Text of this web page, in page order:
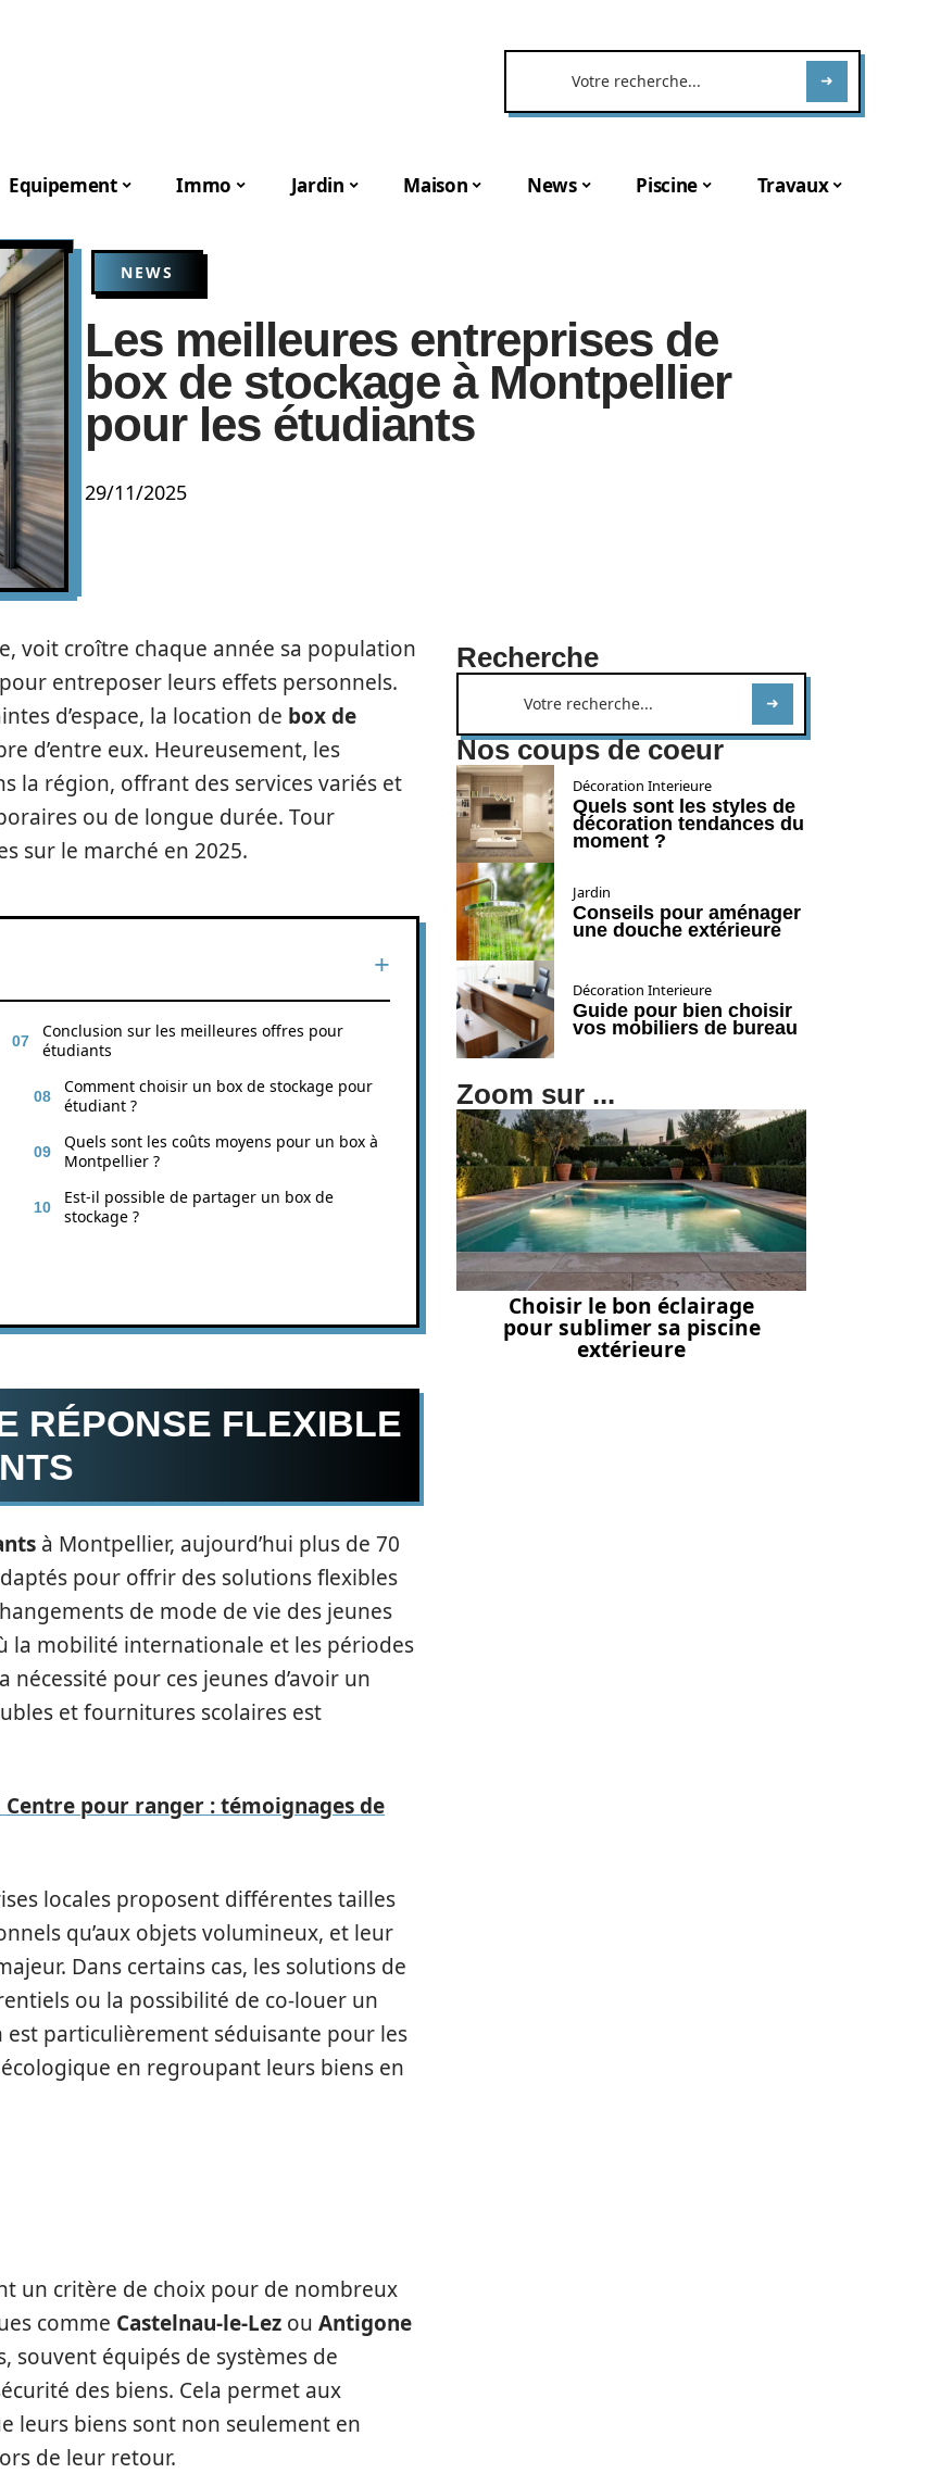
Equipement Immo Jardin Maison News Piscine Travaux
NEWS
Les meilleures entreprises de
box de stockage à Montpellier
pour les étudiants
29/11/2025
voit croître chaque année sa population
entreposer leurs effets personnels.
d’espace, la location de box de
d’entre eux. Heureusement, les
la région, offrant des services variés et
ou de longue durée. Tour
sur le marché en 2025.
Conclusion sur les meilleures offres pour
étudiants
Comment choisir un box de stockage pour
étudiant ?
Quels sont les coûts moyens pour un box à
Montpellier ?
Est-il possible de partager un box de
stockage ?
RÉPONSE FLEXIBLE
à Montpellier, aujourd’hui plus de 70
pour offrir des solutions flexibles
de mode de vie des jeunes
la mobilité internationale et les périodes
pour ces jeunes d’avoir un
et fournitures scolaires est
pour ranger : témoignages de
locales proposent différentes tailles
qu’aux objets volumineux, et leur
Dans certains cas, les solutions de
ou la possibilité de co-louer un
particulièrement séduisante pour les
en regroupant leurs biens en
un critère de choix pour de nombreux
comme Castelnau-le-Lez ou Antigone
souvent équipés de systèmes de
des biens. Cela permet aux
leurs biens sont non seulement en
de leur retour.
Recherche
Nos coups de coeur
Décoration Interieure
Quels sont les styles de
décoration tendances du
moment ?
Jardin
Conseils pour aménager
une douche extérieure
Décoration Interieure
Guide pour bien choisir
vos mobiliers de bureau
Zoom sur ...
Choisir le bon éclairage
pour sublimer sa piscine
extérieure